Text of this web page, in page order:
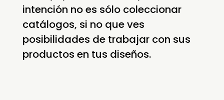
intención no es sólo coleccionar
catálogos, si no que ves
posibilidades de trabajar con sus
productos en tus diseños.